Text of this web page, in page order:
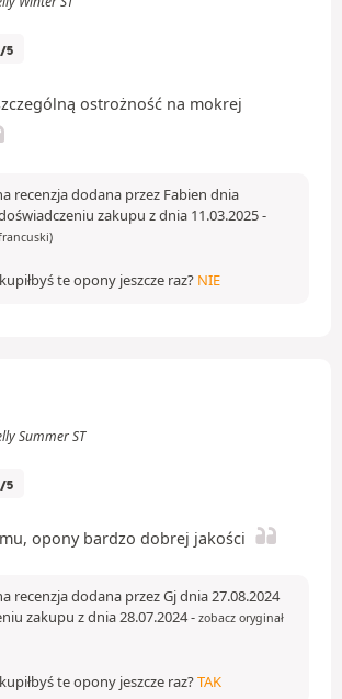
5
ostrożność na mokrej
recenzja dodana przez Fabien dnia
zakupu z dnia 11.03.2025-
te opony jeszcze raz? NIE
Summer ST
5
opony bardzo dobrej jakości
recenzja dodana przez Gj dnia 27.08.2024
zakupu z dnia 28.07.2024- zobacz oryginał
te opony jeszcze raz?TAK